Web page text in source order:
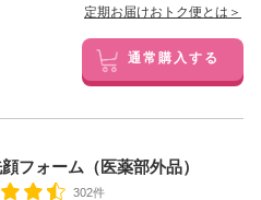
定期お届けおトク便とは＞
通常購入する
フォーム（医薬部外品）
302件